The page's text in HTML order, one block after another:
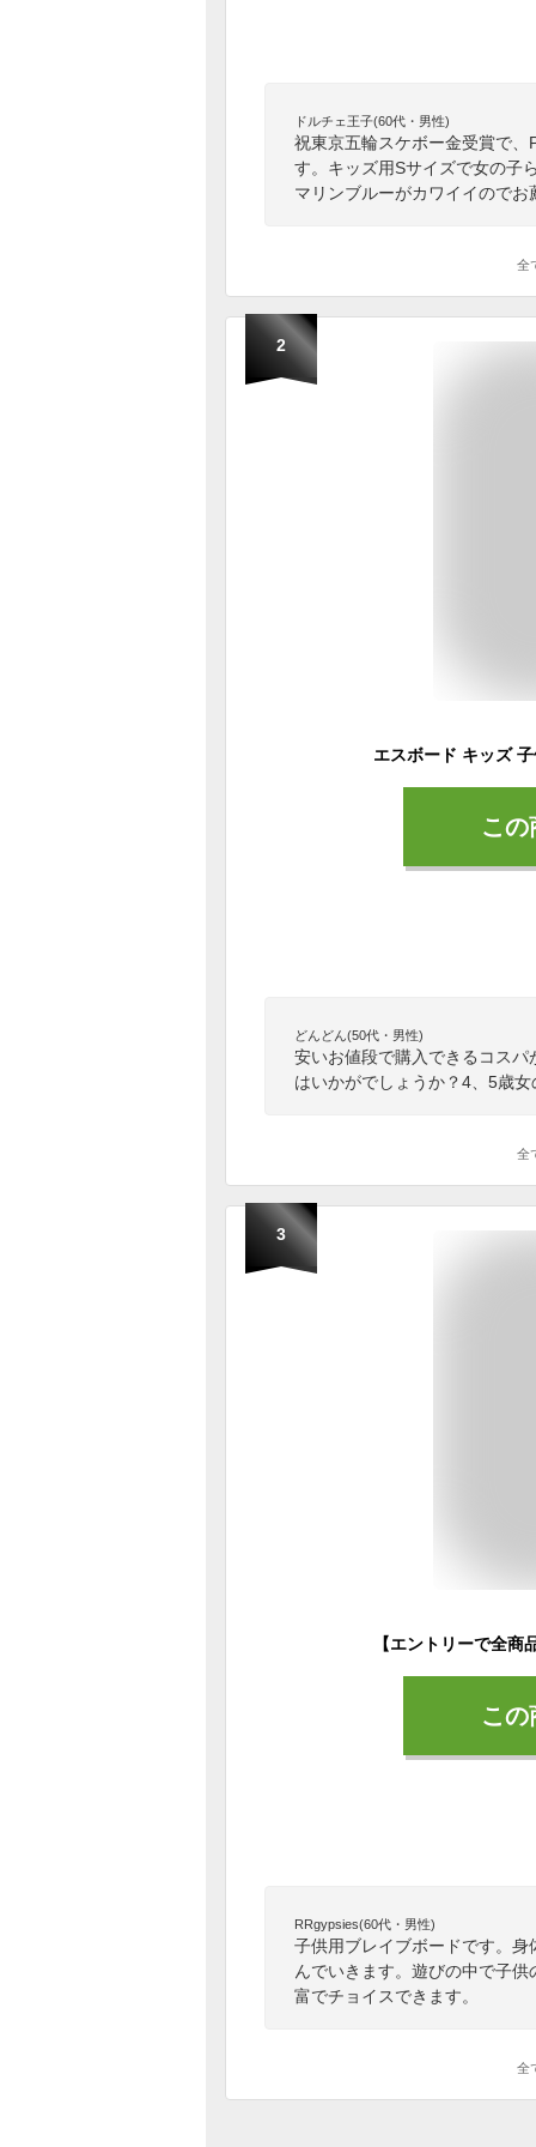
ドルチェ王子(60代・男性)
祝東京五輪スケボー金受賞で
す。キッズ用Sサイズで女の子
マリンブルーがカワイイのでお
全
2
こ
どんどん(50代・男性)
安いお値段で購入できるコス
はいかがでしょうか？4、5歳
全
3
こ
RRgypsies(60代・男性)
子供用ブレイブボードです。
んでいきます。遊びの中で子
富でチョイスできます。
全